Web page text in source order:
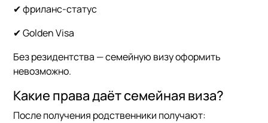
✔ фриланс-статус
✔ Golden Visa
Без резидентства — семейную визу оформить
невозможно.
Какие права даёт семейная виза?
После получения родственники получают: